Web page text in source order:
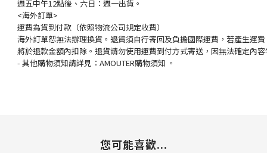
週五中午12點後、六日：週一出貨。
<海外訂單>
運費為貨到付款（依照物流公司規定收費）
海外訂單恕無法辦理換貨。退貨須自行寄回及負擔國際運費，若產生運
將於退款金額內扣除。退貨請勿使用運費到付方式寄送，因無法確定內
- 其他購物須知請詳見： AMOUTER購物須知 。
您可能喜歡...